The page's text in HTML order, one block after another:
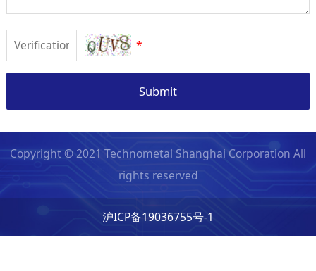
*
Submit
Copyright © 2021 Technometal Shanghai Corporation All
rights reserved
沪ICP备19036755号-1